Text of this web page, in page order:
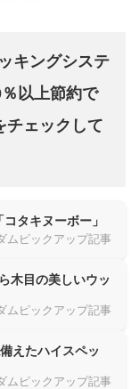
キングシステ
以上節約で
チェックして
タキヌーボー」
ムピックアップ記事
木目の美しいウッ
ムピックアップ記事
えたハイスペッ
ムピックアップ記事